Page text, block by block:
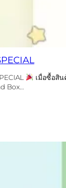
เมื่อซื้อสิ
Box…